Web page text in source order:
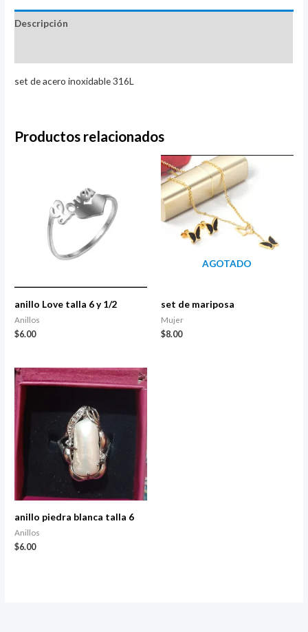
Descripción
set de acero inoxidable 316L
Productos relacionados
anillo Love talla 6 y 1/2
Anillos
$6.00
AGOTADO
set de mariposa
Mujer
$8.00
anillo piedra blanca talla 6
Anillos
$6.00